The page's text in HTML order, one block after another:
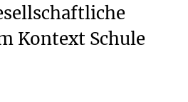
Kontext Schule